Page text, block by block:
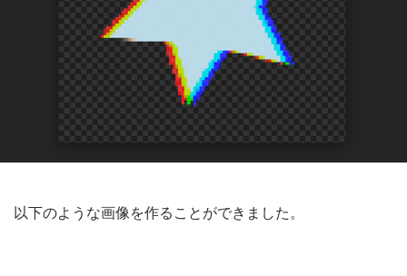
以下のような画像を作ることができました。